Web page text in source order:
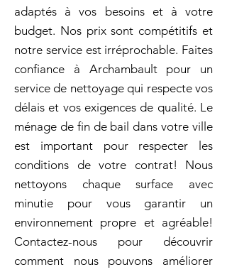
adaptés à vos besoins et à votre
budget. Nos prix sont compétitifs et
notre service est irréprochable. Faites
confiance à Archambault pour un
service de nettoyage qui respecte vos
délais et vos exigences de qualité. Le
ménage de fin de bail dans votre ville
est important pour respecter les
conditions de votre contrat! Nous
nettoyons chaque surface avec
minutie pour vous garantir un
environnement propre et agréable!
Contactez-nous pour découvrir
comment nous pouvons améliorer